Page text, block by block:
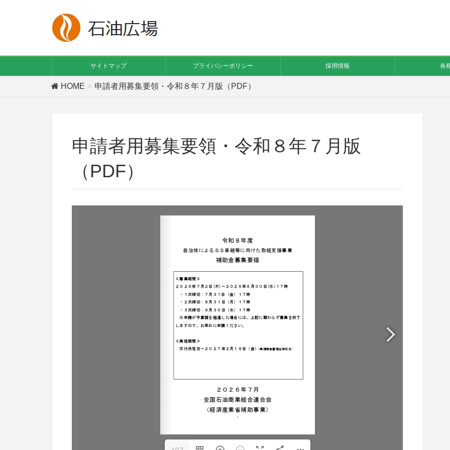
サイトマップ プライバシーポリシー 採用情報 各
HOME 申請者用募集要領・令和８年７月版（PDF）
申請者用募集要領・令和８年７月版
（PDF）